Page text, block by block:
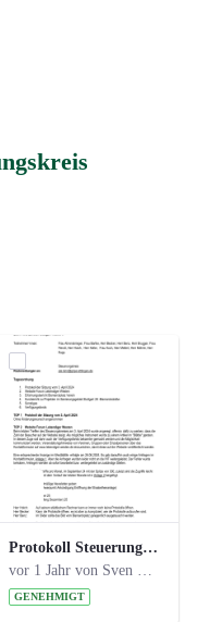
Protokoll Steuerungskreis_06.02.2025 .pdf
vor 1 Jahr von Sven Hitzler
GENEHMIGT